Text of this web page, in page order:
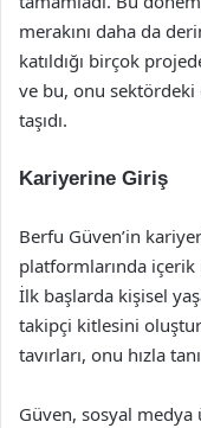
merakını daha da
katıldığı birçok
ve bu, onu sektördeki
taşıdı.
Kariyerine Giriş
Berfu Güven’in
platformlarında içerik
İlk başlarda kişisel
takipçi kitlesini
tavırları, onu hızla
Güven, sosyal